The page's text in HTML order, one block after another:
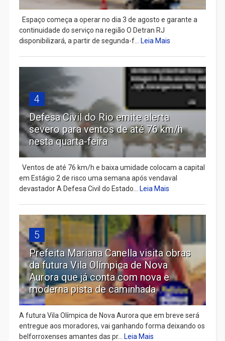
Espaço começa a operar no dia 3 de agosto e garante a
continuidade do serviço na região O Detran RJ
disponibilizará, a partir de segunda-f... Leia Mais
4
Defesa Civil do Rio emite alerta
severo para ventos de até 76 km/h
nesta quarta-feira
Ventos de até 76 km/h e baixa umidade colocam a capital
em Estágio 2 de risco uma semana após vendaval
devastador A Defesa Civil do Estado... Leia Mais
5
Prefeita Mariana Canella visita obras
da futura Vila Olímpica de Nova
Aurora que já conta com nova e
moderna pista de caminhada
A futura Vila Olímpica de Nova Aurora que em breve será
entregue aos moradores, vai ganhando forma deixando os
belforroxenses amantes das pr... Leia Mais